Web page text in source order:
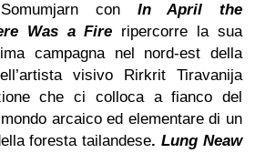
con In April the
Was a Fire ripercorre la sua
campagna nel nord-est della
visivo Rirkrit Tiravanija
che ci colloca a fianco del
arcaico ed elementare di un
foresta tailandese. Lung Neaw